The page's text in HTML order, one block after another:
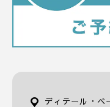
ディテール・ベ